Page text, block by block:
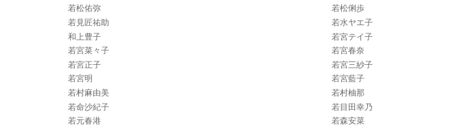
若松佑弥
若松俐歩
若見匠祐助
若水ヤエ子
和上豊子
若宮テイ子
若宮菜々子
若宮春奈
若宮正子
若宮三紗子
若宮明
若宮藍子
若村麻由美
若村柚那
若命沙紀子
若目田幸乃
若元春港
若森安菜